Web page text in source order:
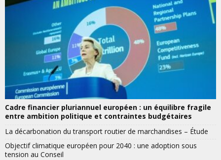
Cadre financier pluriannuel européen : un équilibre fragile
entre ambition politique et contraintes budgétaires
La décarbonation du transport routier de marchandises – Étude
Objectif climatique européen pour 2040 : une adoption sous
tension au Conseil